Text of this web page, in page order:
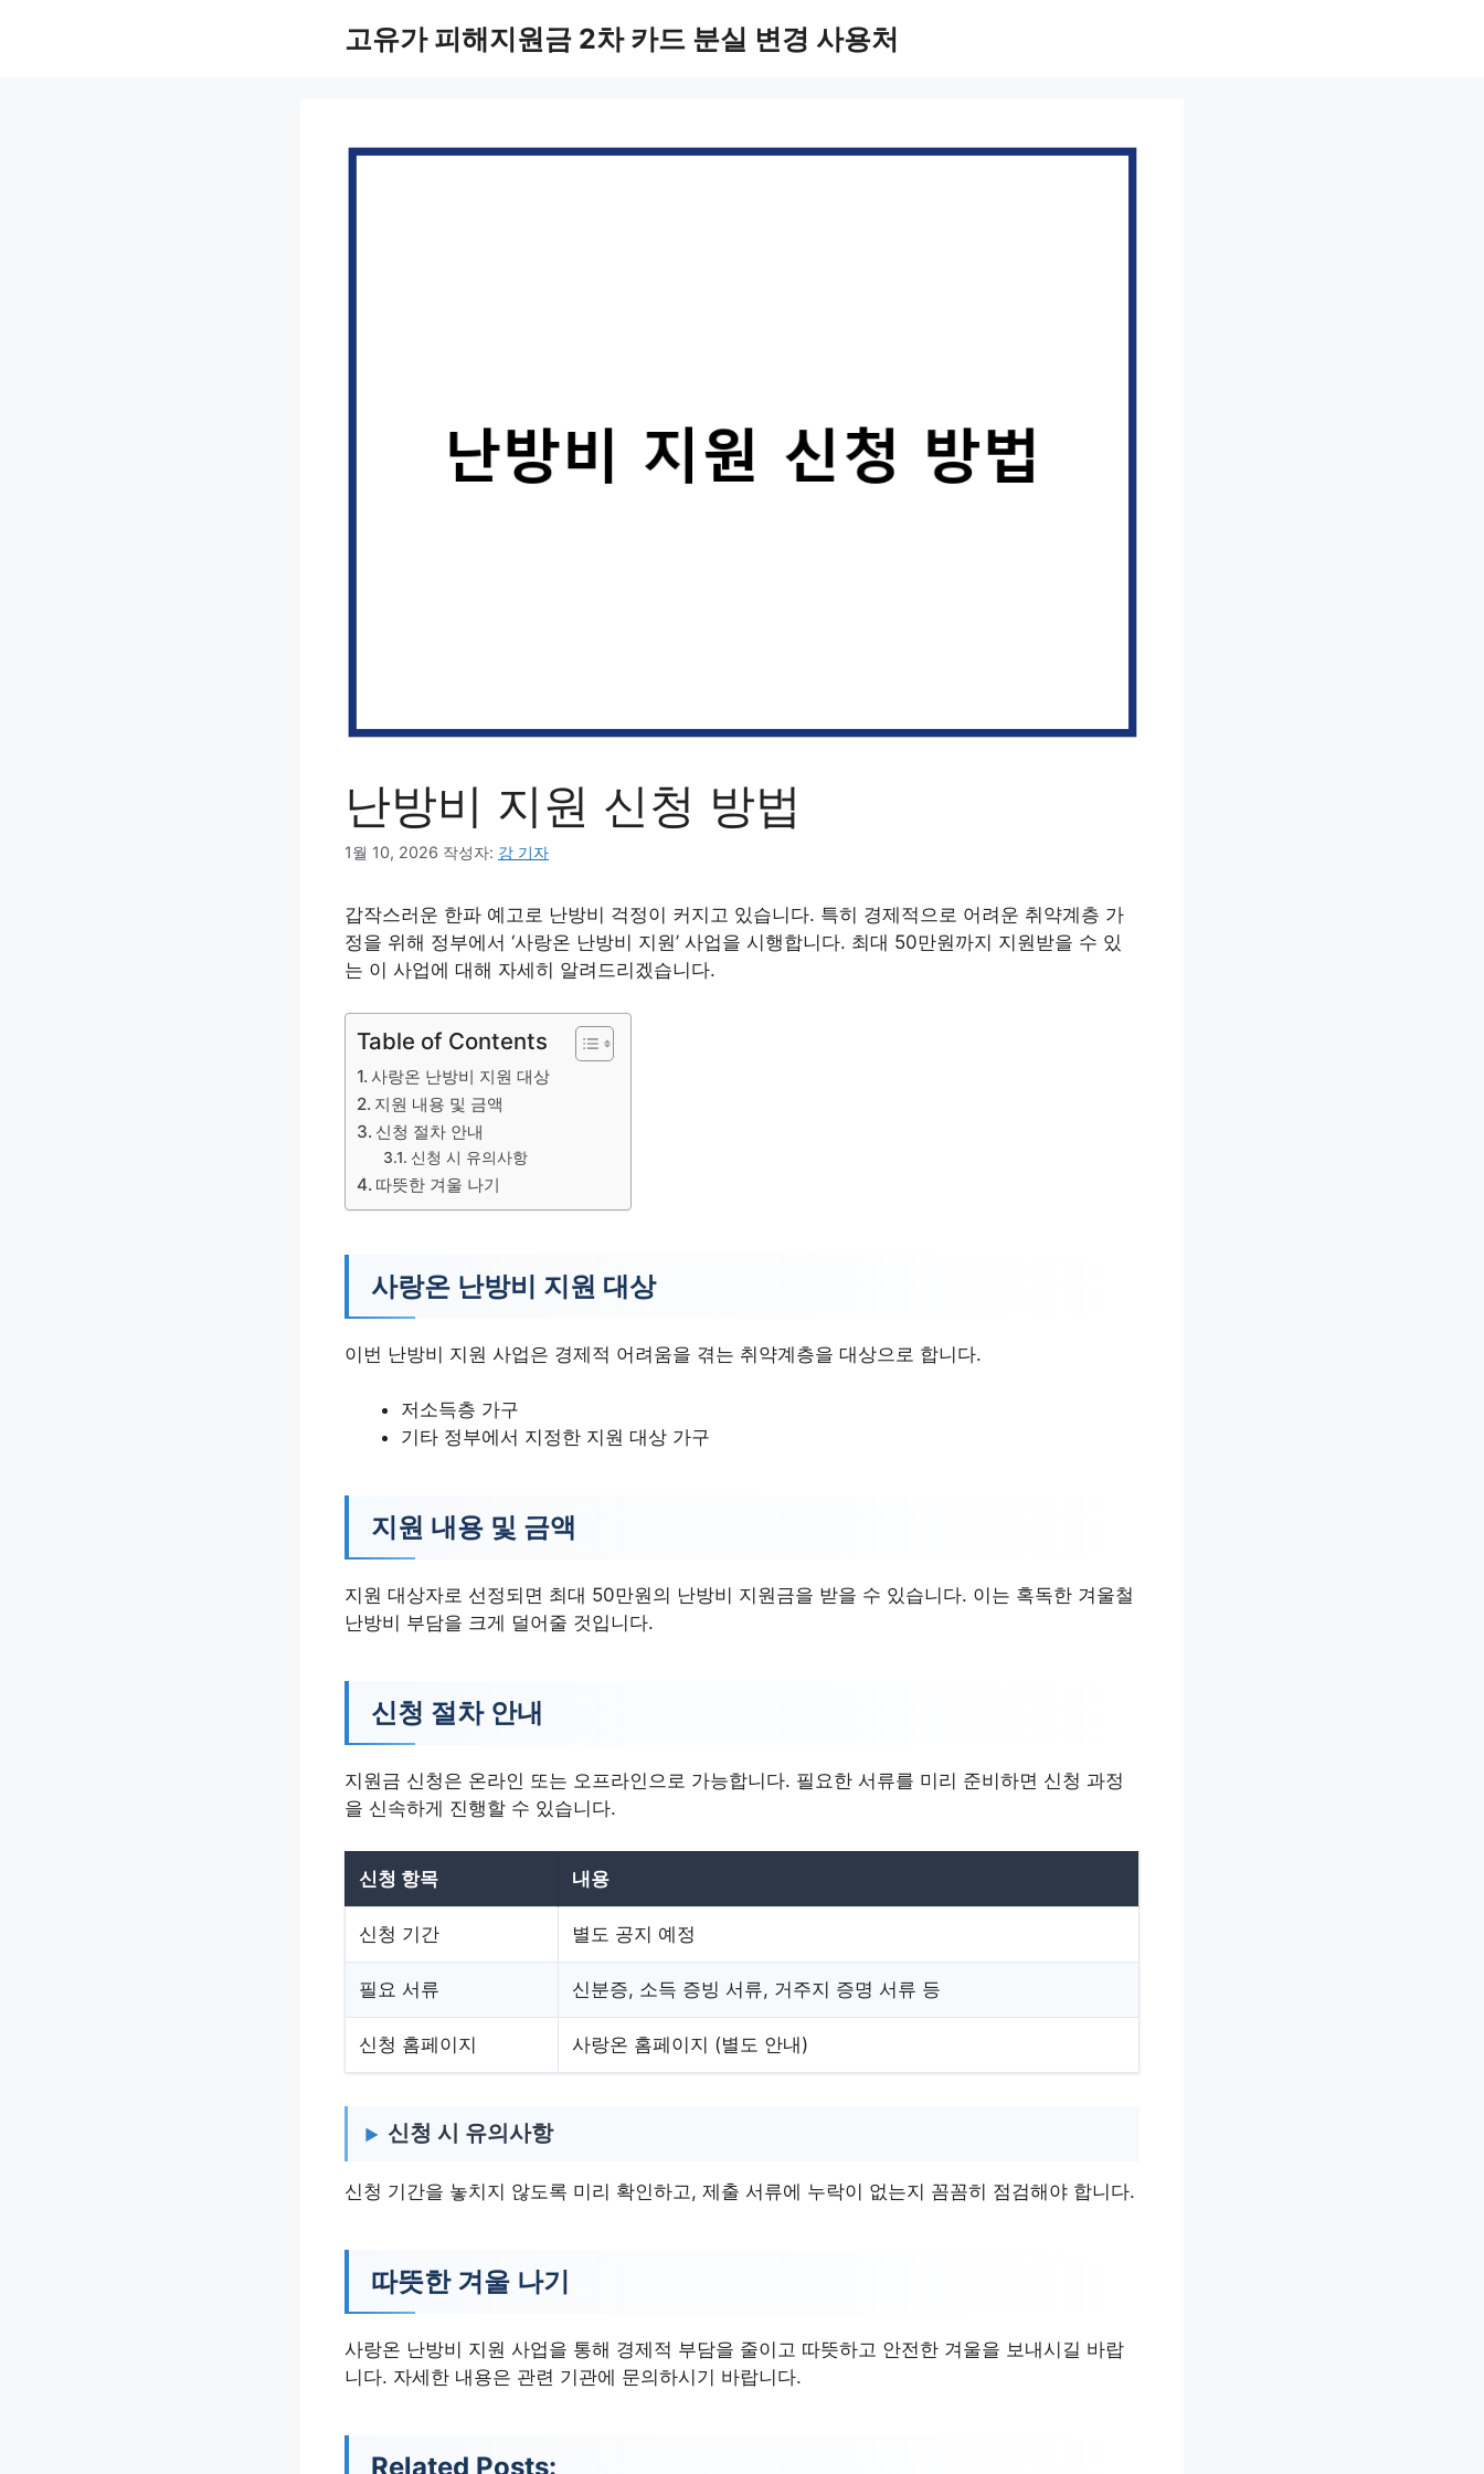
고유가 피해지원금 2차 카드 분실 변경 사용처
난방비 지원 신청 방법
1월 10, 2026 작성자: 강 기자
갑작스러운 한파 예고로 난방비 걱정이 커지고 있습니다. 특히 경제적으로 어려운 취약계층 가
정을 위해 정부에서 ‘사랑온 난방비 지원’ 사업을 시행합니다. 최대 50만원까지 지원받을 수 있
는 이 사업에 대해 자세히 알려드리겠습니다.
Table of Contents
사랑온 난방비 지원 대상
지원 내용 및 금액
신청 절차 안내
신청 시 유의사항
따뜻한 겨울 나기
사랑온 난방비 지원 대상
이번 난방비 지원 사업은 경제적 어려움을 겪는 취약계층을 대상으로 합니다.
저소득층 가구
기타 정부에서 지정한 지원 대상 가구
지원 내용 및 금액
지원 대상자로 선정되면 최대 50만원의 난방비 지원금을 받을 수 있습니다. 이는 혹독한 겨울철
난방비 부담을 크게 덜어줄 것입니다.
신청 절차 안내
지원금 신청은 온라인 또는 오프라인으로 가능합니다. 필요한 서류를 미리 준비하면 신청 과정
을 신속하게 진행할 수 있습니다.
신청 항목 내용
신청 기간 별도 공지 예정
필요 서류 신분증, 소득 증빙 서류, 거주지 증명 서류 등
신청 홈페이지 사랑온 홈페이지 (별도 안내)
신청 시 유의사항
신청 기간을 놓치지 않도록 미리 확인하고, 제출 서류에 누락이 없는지 꼼꼼히 점검해야 합니다.
따뜻한 겨울 나기
사랑온 난방비 지원 사업을 통해 경제적 부담을 줄이고 따뜻하고 안전한 겨울을 보내시길 바랍
니다. 자세한 내용은 관련 기관에 문의하시기 바랍니다.
Related Posts: